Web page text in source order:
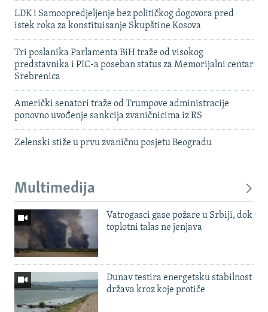
LDK i Samoopredjeljenje bez političkog dogovora pred
istek roka za konstituisanje Skupštine Kosova
Tri poslanika Parlamenta BiH traže od visokog
predstavnika i PIC-a poseban status za Memorijalni centar
Srebrenica
Američki senatori traže od Trumpove administracije
ponovno uvođenje sankcija zvaničnicima iz RS
Zelenski stiže u prvu zvaničnu posjetu Beogradu
Multimedija
Vatrogasci gase požare u Srbiji, dok
toplotni talas ne jenjava
Dunav testira energetsku stabilnost
država kroz koje protiče